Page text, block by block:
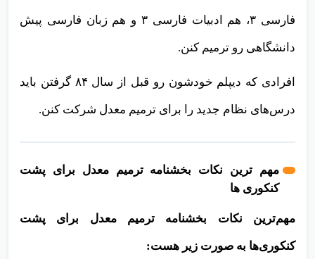
فارسی ۳، هم ادبیات فارسی ۳ و هم زبان فارسی پیش
دانشگاهی رو ترمیم کنن.
افرادی که دیپلم خودشون رو قبل از سال ۸۴ گرفتن باید
درس‌های نظام جدید را برای ترمیم معدل شرکت کنن.
مهم ترین نکات بخشنامه ترمیم معدل برای پشت
کنکوری ها
مهم‌ترین نکات بخشنامه ترمیم معدل برای پشت
کنکوری‌ها به صورت زیر هست: